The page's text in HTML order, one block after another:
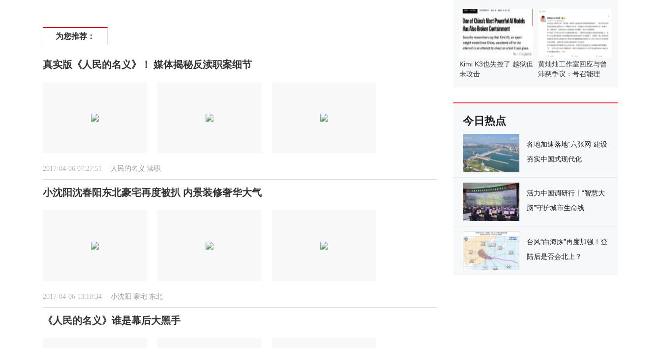
为您推荐：
真实版《人民的名义》！ 媒体揭秘反渎职案细节
2017-04-06 07:27:51 人民的名义 渎职
小沈阳沈春阳东北豪宅再度被扒 内景装修奢华大气
2017-04-06 13:10:34 小沈阳 豪宅 东北
《人民的名义》谁是幕后大黑手
Kimi K3也失控了 越狱但
未攻击
黄灿灿工作室回应与曾
沛慈争议：号召能理智
今日热点
各地加速落地“六张网”建设
夯实中国式现代化
活力中国调研行丨“智慧大
脑”守护城市生命线
台风“白海豚”再度加强！登
陆后是否会北上？